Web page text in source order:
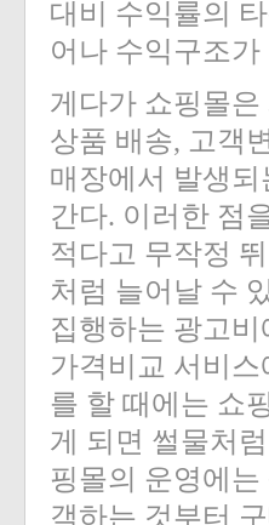
대비 수익률의
어나 수익구조
게다가 쇼핑몰
상품 배송, 고객
매장에서 발생
간다. 이러한 점
적다고 무작정
처럼 늘어날 수
집행하는 광고
가격비교 서비
를 할 때에는 쇼
게 되면 썰물처
핑몰의 운영에
객하는 것부터